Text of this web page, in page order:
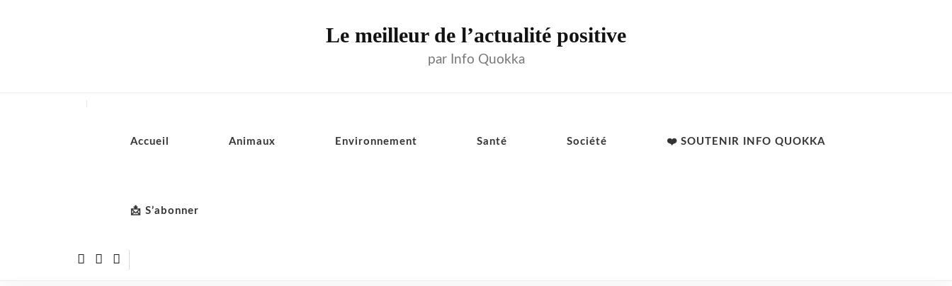
Le meilleur de l’actualité positive
par Info Quokka
Accueil Animaux Environnement Santé Société ❤️ SOUTENIR INFO QUOKKA
📩 S’abonner